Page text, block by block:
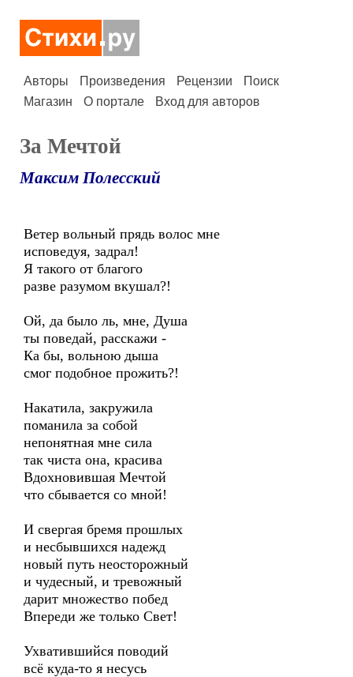
Авторы Произведения Рецензии
Поиск
Магазин
О портале Вход для авторов
За Мечтой
Максим Полесский
Ветер вольный прядь волос мне
исповедуя, задрал!
Я такого от благого
разве разумом вкушал?!
Ой, да было ль, мне, Душа
ты поведай, расскажи -
Ка бы, вольною дыша
смог подобное прожить?!
Накатила, закружила
поманила за собой
непонятная мне сила
так чиста она, красива
Вдохновившая Мечтой
что сбывается со мной!
И свергая бремя прошлых
и несбывшихся надежд
новый путь неосторожный
и чудесный, и тревожный
дарит множество побед
Впереди же только Свет!
Ухватившийся поводий
всё куда-то я несусь